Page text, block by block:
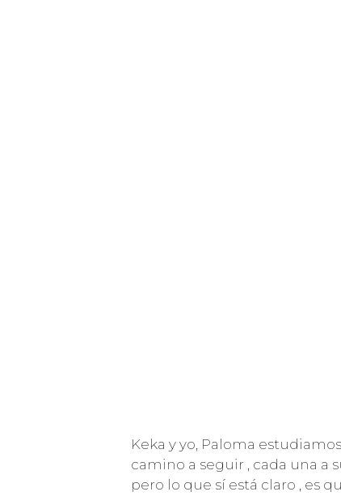
Keka y yo, Paloma
camino a seguir , cada una a
pero lo que sí está claro , es